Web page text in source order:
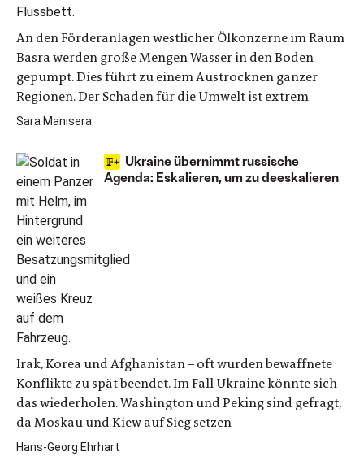
An den Förderanlagen westlicher Ölkonzerne im Raum
Basra werden große Mengen Wasser in den Boden
gepumpt. Dies führt zu einem Austrocknen ganzer
Regionen. Der Schaden für die Umwelt ist extrem
Sara Manisera
Ukraine übernimmt russische
Agenda: Eskalieren, um zu deeskalieren
Irak, Korea und Afghanistan – oft wurden bewaffnete
Konflikte zu spät beendet. Im Fall Ukraine könnte sich
das wiederholen. Washington und Peking sind gefragt,
da Moskau und Kiew auf Sieg setzen
Hans-Georg Ehrhart